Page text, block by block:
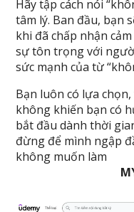
Hãy tập cách nói
tâm lý. Ban đầu, bạn
khi đã chấp nhận
sự tôn trọng với
sức mạnh của từ
Bạn luôn có lựa
không khiến bạn có
bắt đầu dành thời
đừng để mình ngập
không muốn làm